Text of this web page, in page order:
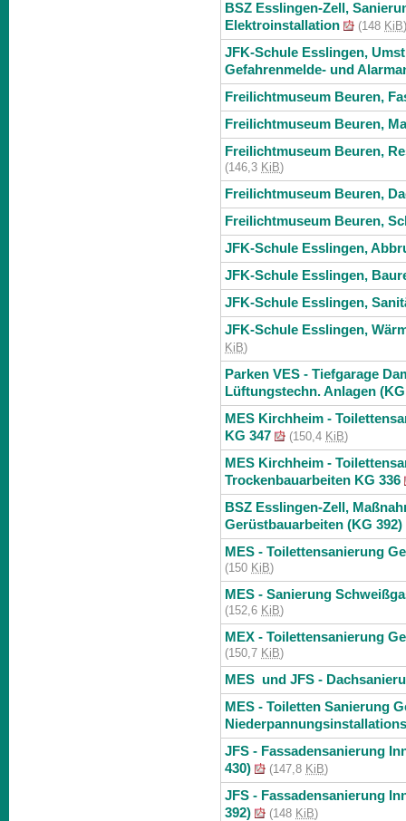
BSZ Esslingen-Zell,
Elektroinstallation
(148 KiB)
JFK-Schule Esslingen,
Gefahrenmelde- und
Freilichtmuseum Beuren,
Freilichtmuseum Beuren,
Freilichtmuseum Beuren,
(146,3 KiB)
Freilichtmuseum Beuren,
Freilichtmuseum Beuren,
JFK-Schule Esslingen,
JFK-Schule Esslingen,
JFK-Schule Esslingen,
JFK-Schule Esslingen,
KiB)
Parken VES - Tiefgarage
Lüftungstechn. Anlagen (KG
MES Kirchheim -
KG 347
(150,4 KiB)
MES Kirchheim -
Trockenbauarbeiten KG 336
BSZ Esslingen-Zell,
Gerüstbauarbeiten (KG 392)
MES - Toilettensanierung
(150 KiB)
MES - Sanierung
(152,6 KiB)
MEX - Toilettensanierung
(150,7 KiB)
MES und JFS -
MES - Toiletten Sanierung
JFS - Fassadensanierung
430)
(147,8 KiB)
JFS - Fassadensanierung
392)
(148 KiB)